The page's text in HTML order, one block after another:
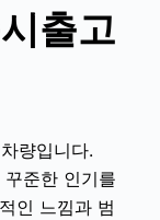
출고
량입니다.
준한 인기를
인 느낌과 범